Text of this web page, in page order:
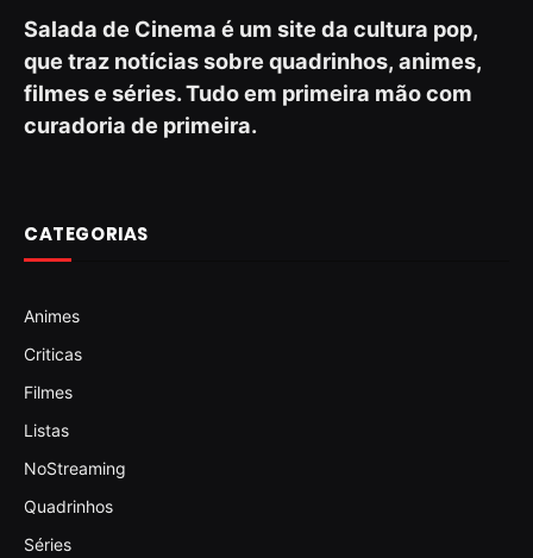
Salada de Cinema é um site da cultura pop,
que traz notícias sobre quadrinhos, animes,
filmes e séries. Tudo em primeira mão com
curadoria de primeira.
CATEGORIAS
Animes
Criticas
Filmes
Listas
NoStreaming
Quadrinhos
Séries